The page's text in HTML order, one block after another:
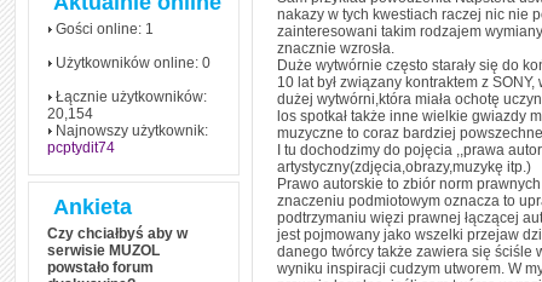
Gości online: 1
Użytkowników online: 0
Łącznie użytkowników:
20,154
Najnowszy użytkownik:
pcptydit74
Ankieta
Czy chciałbyś aby w
serwisie MUZOL
powstało forum
nakazy w tych kwestiach raczej nic nie
zainteresowani takim rodzajem
znacznie wzrosła.
Duże wytwórnie często starały się do
10 lat był związany kontraktem z
dużej wytwórni,która miała ochotę
los spotkał także inne wielkie gwiazdy
muzyczne to coraz bardziej
I tu dochodzimy do pojęcia ,,prawa
artystyczny(zdjęcia,obrazy,muzykę itp.)
Prawo autorskie to zbiór norm
znaczeniu podmiotowym oznacza to
podtrzymaniu więzi prawnej łączącej
jest pojmowany jako wszelki przejaw
danego twórcy także zawiera się ściśle
wyniku inspiracji cudzym utworem. W